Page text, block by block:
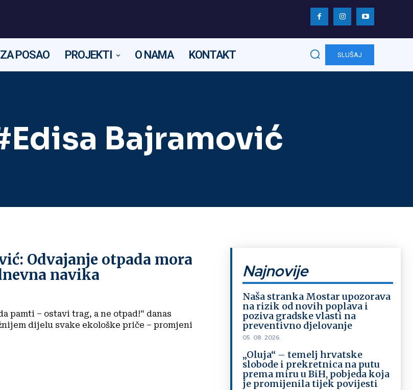
POSAO PROJEKTI O NAMA KONTAKT SLUŠAJ
Bajramović
Odvajanje otpada mora
navika
pamti – ostavi trag, a ne otpad!“ danas
dijelu svake ekološke priče – promjeni
Najnovije
Naša stranka Mostar upozorava
na rizik od novih poplava i
poziva gradske vlasti na
preventivno djelovanje
05. 08. 2026.
„Oluja“ – temelj hrvatske
slobode i prekretnica na putu
prema miru u BiH, pobjeda koja
je promijenila tijek povijesti